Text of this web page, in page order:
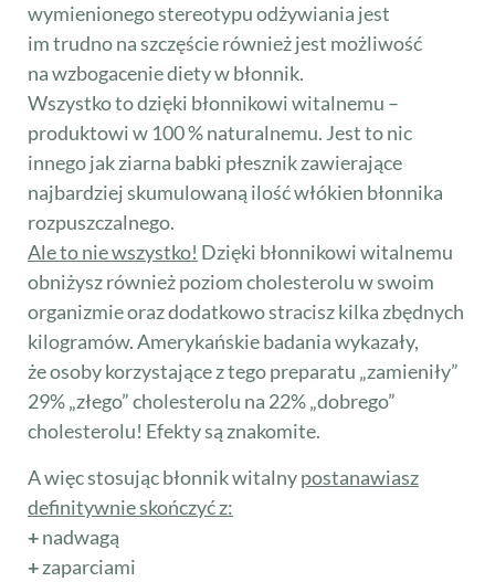
wymienionego stereotypu odżywiania jest
im trudno na szczęście również jest możliwość
na wzbogacenie diety w błonnik.
Wszystko to dzięki błonnikowi witalnemu –
produktowi w 100 % naturalnemu. Jest to nic
innego jak ziarna babki płesznik zawierające
najbardziej skumulowaną ilość włókien błonnika
rozpuszczalnego.
Ale to nie wszystko! Dzięki błonnikowi witalnemu
obniżysz również poziom cholesterolu w swoim
organizmie oraz dodatkowo stracisz kilka zbędnych
kilogramów. Amerykańskie badania wykazały,
że osoby korzystające z tego preparatu „zamieniły”
29% „złego” cholesterolu na 22% „dobrego”
cholesterolu! Efekty są znakomite.
A więc stosując błonnik witalnypostanawiasz
definitywnie skończyć z:
+nadwagą
+zaparciami